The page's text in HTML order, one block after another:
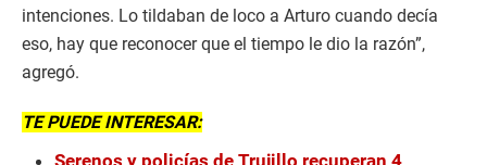
intenciones. Lo tildaban de loco a Arturo cuando decía
eso, hay que reconocer que el tiempo le dio la razón”,
agregó.
TE PUEDE INTERESAR: